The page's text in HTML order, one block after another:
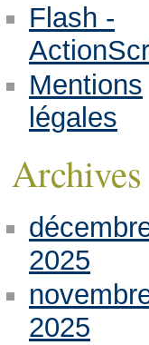
Flash -
Mentions
légales
Archives
2025
2025